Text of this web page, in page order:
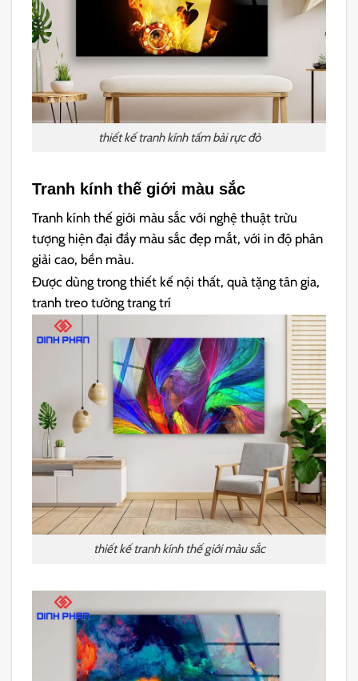
thiết kế tranh kính tấm bài rực đỏ
Tranh kính thế giới màu sắc
Tranh kính thế giới màu sắc với nghệ thuật trừu
tượng hiện đại đầy màu sắc đẹp mắt, với in độ phân
giải cao, bền màu.
Được dùng trong thiết kế nội thất, quà tặng tân gia,
tranh treo tường trang trí
thiết kế tranh kính thế giới màu sắc